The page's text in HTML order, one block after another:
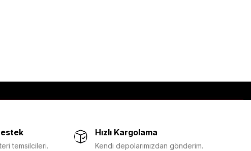
temsilcileri.
Hızlı Kargolama
Kendi depolarımızdan gönderim.